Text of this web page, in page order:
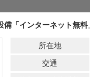
備「インターネット無料
所在地
交通